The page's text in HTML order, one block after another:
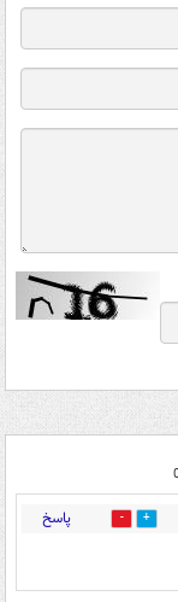
0 پاسخ